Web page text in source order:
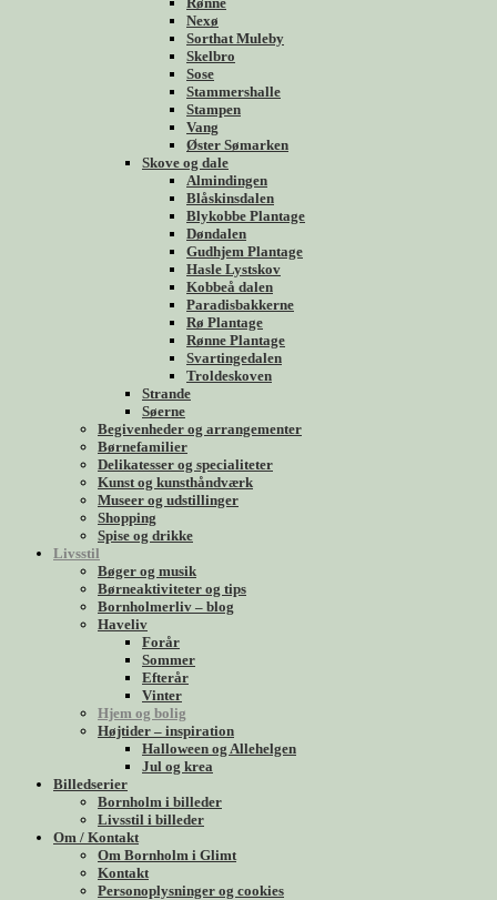
Nexø
Sorthat Muleby
Skelbro
Sose
Stammershalle
Stampen
Vang
Øster Sømarken
Skove og dale
Almindingen
Blåskinsdalen
Blykobbe Plantage
Døndalen
Gudhjem Plantage
Hasle Lystskov
Kobbeå dalen
Paradisbakkerne
Rø Plantage
Rønne Plantage
Svartingedalen
Troldeskoven
Strande
Søerne
Begivenheder og arrangementer
Børnefamilier
Delikatesser og specialiteter
Kunst og kunsthåndværk
Museer og udstillinger
Shopping
Spise og drikke
Livsstil
Bøger og musik
Børneaktiviteter og tips
Bornholmerliv – blog
Haveliv
Forår
Sommer
Efterår
Vinter
Hjem og bolig
Højtider – inspiration
Halloween og Allehelgen
Jul og krea
Billedserier
Bornholm i billeder
Livsstil i billeder
Om / Kontakt
Om Bornholm i Glimt
Kontakt
Personoplysninger og cookies